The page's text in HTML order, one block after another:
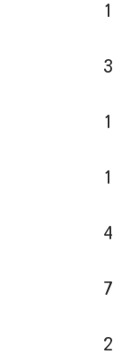
1
3
1
1
4
7
2